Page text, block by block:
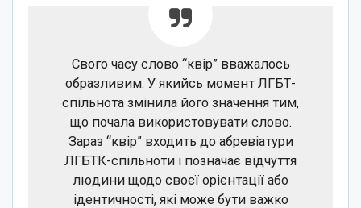
Свого часу слово “квір” вважалось
образливим. У якийсь момент ЛГБТ-
спільнота змінила його значення тим,
що почала використовувати слово.
Зараз “квір” входить до абревіатури
ЛГБТК-спільноти і позначає відчуття
людини щодо своєї орієнтації або
ідентичності, які може бути важко